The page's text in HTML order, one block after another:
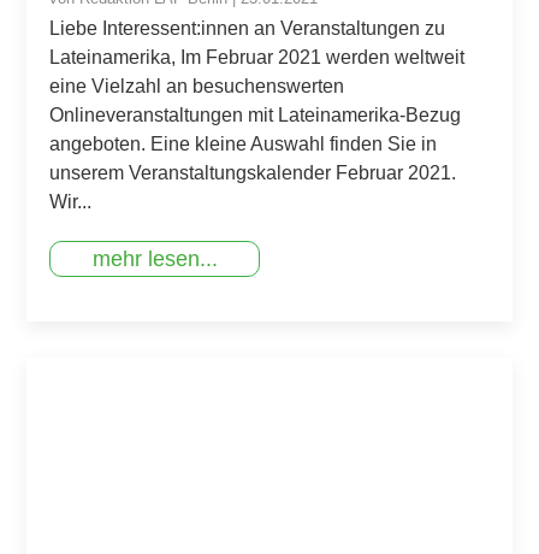
Liebe Interessent:innen an Veranstaltungen zu
Lateinamerika, Im Februar 2021 werden weltweit
eine Vielzahl an besuchenswerten
Onlineveranstaltungen mit Lateinamerika-Bezug
angeboten. Eine kleine Auswahl finden Sie in
unserem Veranstaltungskalender Februar 2021.
Wir...
mehr lesen...